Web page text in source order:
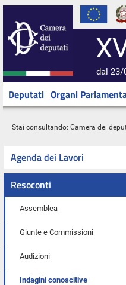
dal 23/
Deputati Organi
Stai consultando: Camera dei
Agenda dei Lavori
Resoconti
Assemblea
Giunte e Commissioni
Audizioni
Indagini conoscitive